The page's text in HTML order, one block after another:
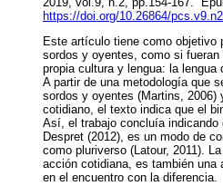
https://doi.org/10.26864/
Este artículo tiene como objetivo
sordos y oyentes, como si
propia cultura y lengua: la
A partir de una metodología que
sordos y oyentes (Martins, 2006)
cotidiano, el texto indica que el
Así, el trabajo concluía
Despret (2012), es un modo de
como pluriverso (Latour, 2011).
acción cotidiana, es también
en el encuentro con la diferencia.